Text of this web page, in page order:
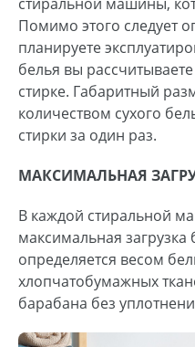
Помимо этого следует
планируете
белья вы
стирке. Габаритный
количеством сухого
стирки за один раз.
МАКСИМАЛЬНАЯ
В каждой стиральной
максимальная загрузка
определяется весом
хлопчатобумажных
барабана без